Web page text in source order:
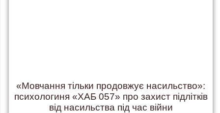
«Мовчання тільки продовжує насильство»:
психологиня «ХАБ 057» про захист підлітків
від насильства під час війни